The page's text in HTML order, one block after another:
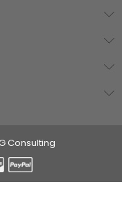
Consulting